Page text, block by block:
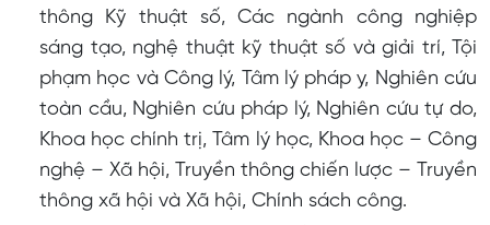
thông Kỹ thuật số, Các ngành công nghiệp
sáng tạo, nghệ thuật kỹ thuật số và giải trí, Tội
phạm học và Công lý, Tâm lý pháp y, Nghiên cứu
toàn cầu, Nghiên cứu pháp lý, Nghiên cứu tự do,
Khoa học chính trị, Tâm lý học, Khoa học – Công
nghệ – Xã hội, Truyền thông chiến lược – Truyền
thông xã hội và Xã hội, Chính sách công.